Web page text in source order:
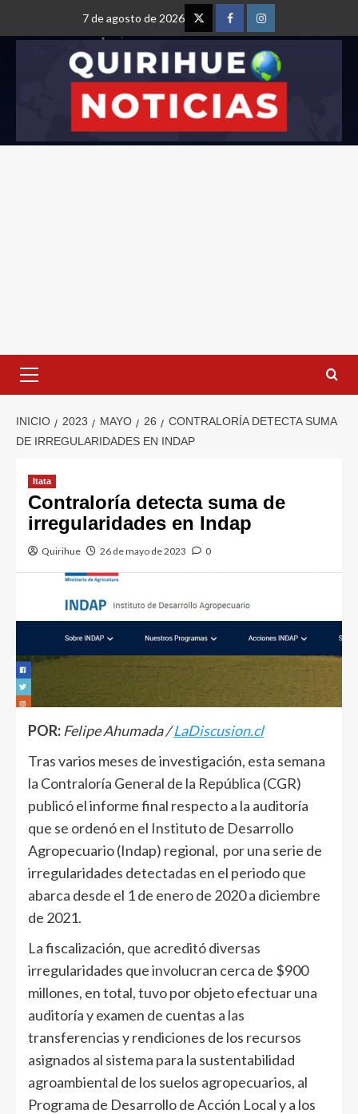
7 de agosto de 2026
INICIO 2023 MAYO 26
CONTRALORÍA DETECTA SUMA
DE IRREGULARIDADES EN INDAP
Itata
Contraloría detecta suma de
irregularidades en Indap
Quirihue 26 de mayo de 2023 0
POR: Felipe Ahumada /LaDiscusion.cl
Tras varios meses de investigación, esta semana
la Contraloría General de la República (CGR)
publicó el informe final respecto a la auditoría
que se ordenó en el Instituto de Desarrollo
Agropecuario (Indap) regional, por una serie de
irregularidades detectadas en el periodo que
abarca desde el 1 de enero de 2020 a diciembre
de 2021.
La fiscalización, que acreditó diversas
irregularidades que involucran cerca de $900
millones, en total, tuvo por objeto efectuar una
auditoría y examen de cuentas a las
transferencias y rendiciones de los recursos
asignados al sistema para la sustentabilidad
agroambiental de los suelos agropecuarios, al
Programa de Desarrollo de Acción Local y a los